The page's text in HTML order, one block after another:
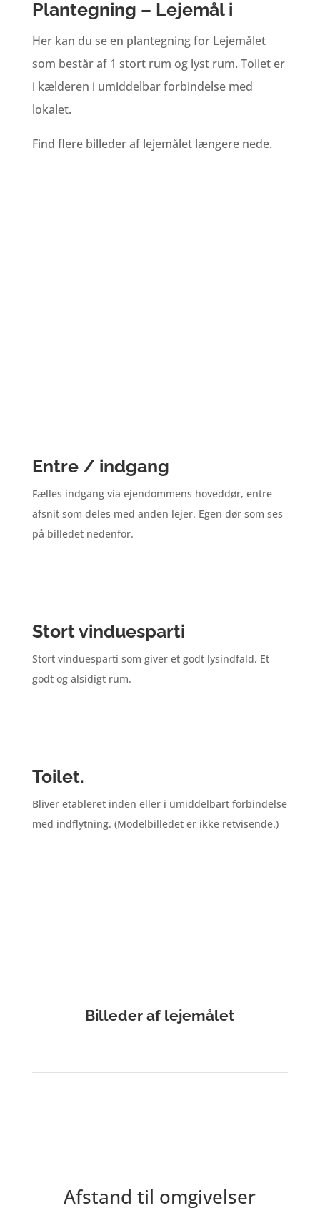
Plantegning – Lejemål i
Her kan du se en plantegning for Lejemålet
som består af 1 stort rum og lyst rum. Toilet er
i kælderen i umiddelbar forbindelse med
lokalet.
Find flere billeder af lejemålet længere nede.
Entre / indgang
Fælles indgang via ejendommens hoveddør, entre
afsnit som deles med anden lejer. Egen dør som ses
på billedet nedenfor.
Stort vinduesparti
Stort vinduesparti som giver et godt lysindfald. Et
godt og alsidigt rum.
Toilet.
Bliver etableret inden eller i umiddelbart forbindelse
med indflytning. (Modelbilledet er ikke retvisende.)
Billeder af lejemålet
Afstand til omgivelser